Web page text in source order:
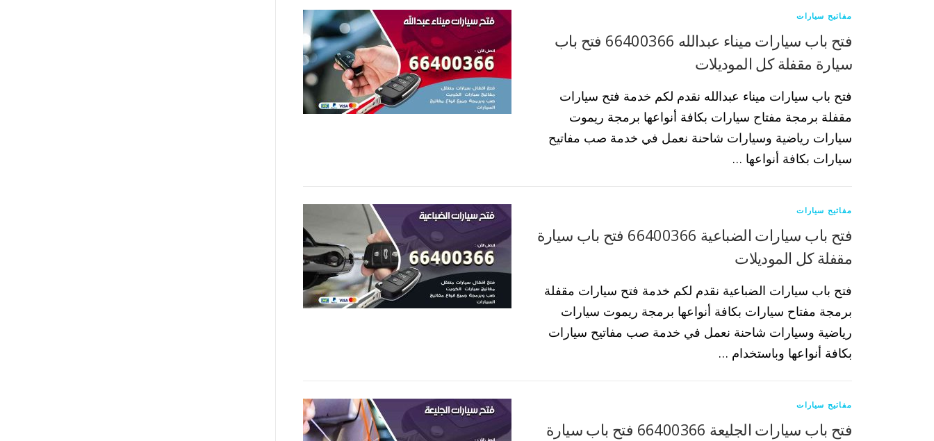
مفاتيح سيارات
فتح باب سيارات ميناء عبدالله 66400366 فتح باب
سيارة مقفلة كل الموديلات
فتح باب سيارات ميناء عبدالله نقدم لكم خدمة فتح سيارات
مقفلة برمجة مفتاح سيارات بكافة أنواعها برمجة ريموت
سيارات رياضية وسيارات شاحنة نعمل في خدمة صب مفاتيح
سيارات بكافة أنواعها …
مفاتيح سيارات
فتح باب سيارات الضباعية 66400366 فتح باب سيارة
مقفلة كل الموديلات
فتح باب سيارات الضباعية نقدم لكم خدمة فتح سيارات مقفلة
برمجة مفتاح سيارات بكافة أنواعها برمجة ريموت سيارات
رياضية وسيارات شاحنة نعمل في خدمة صب مفاتيح سيارات
بكافة أنواعها وباستخدام …
مفاتيح سيارات
فتح باب سيارات الجليعة 66400366 فتح باب سيارة